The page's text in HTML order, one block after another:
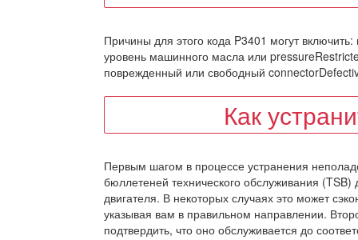
Причины для этого кода P3401 могут
уровень машинного масла или
поврежденный или свободный
Как
Первым шагом в процессе устранения
бюллетеней технического обслуживания (TSB)
двигателя. В некоторых случаях это может
указывая вам в правильном направлении.
подтвердить, что оно обслуживается до